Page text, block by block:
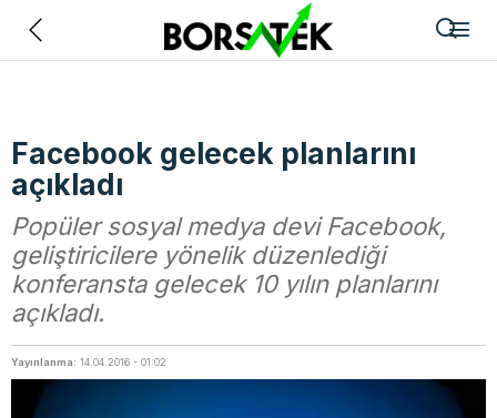
Facebook gelecek planlarını
açıkladı
Popüler sosyal medya devi Facebook,
geliştiricilere yönelik düzenlediği
konferansta gelecek 10 yılın planlarını
açıkladı.
Yayınlanma: 14.04.2016 - 01:02